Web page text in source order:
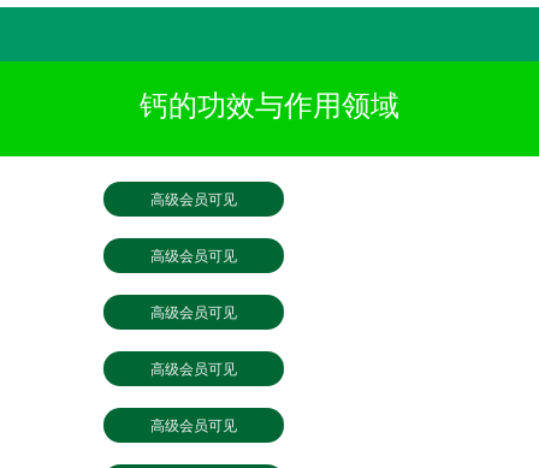
钙的功效与作用领域
高级会员可见
高级会员可见
高级会员可见
高级会员可见
高级会员可见